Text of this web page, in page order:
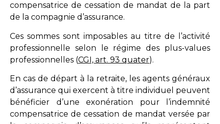
compensatrice de cessation de mandat de la part
de la compagnie d’assurance.
Ces sommes sont imposables au titre de l’activité
professionnelle selon le régime des plus-values
professionnelles (CGI, art. 93 quater).
En cas de départ à la retraite, les agents généraux
d’assurance qui exercent à titre individuel peuvent
bénéficier d’une exonération pour l’indemnité
compensatrice de cessation de mandat versée par